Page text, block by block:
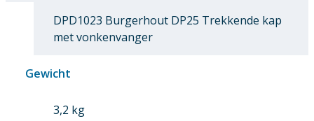
DPD1023 Burgerhout DP25 Trekkende kap
met vonkenvanger
Gewicht
3,2 kg